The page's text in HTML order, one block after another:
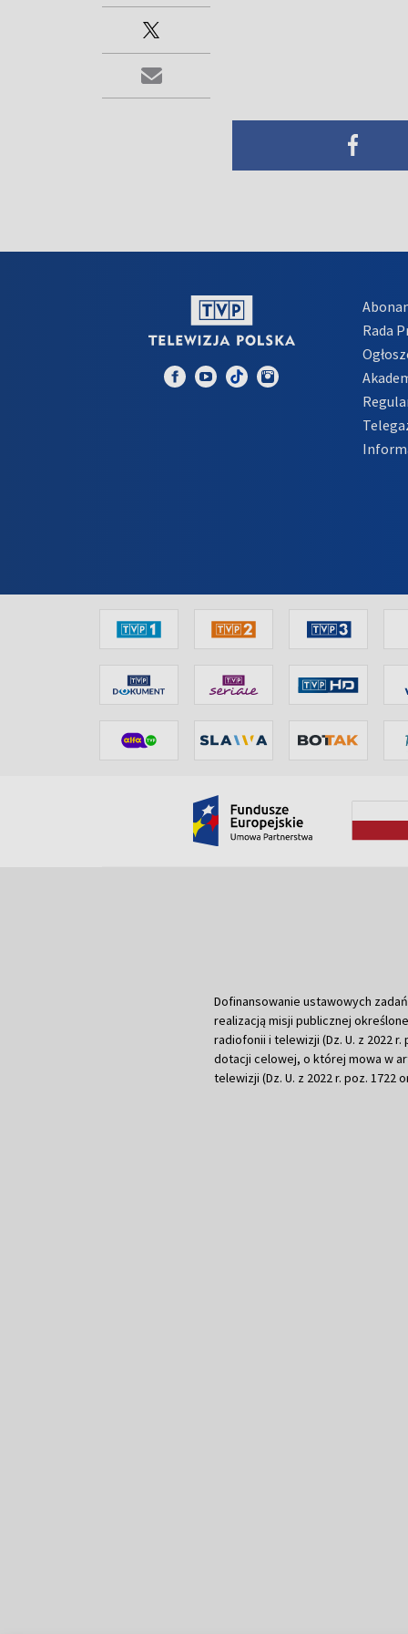
Rada
Dofinansowanie ustawowych
realizacją misji publicznej
radiofonii i telewizji (Dz. U. z 2022
dotacji celowej, o której mowa w
telewizji (Dz. U. z 2022 r. poz. 1722